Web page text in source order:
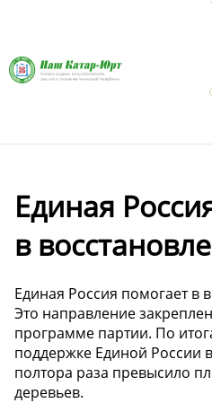
Единая
в
Единая Россия помогает в
Это направление
программе партии. По
поддержке Единой России
полтора раза превысило
деревьев.